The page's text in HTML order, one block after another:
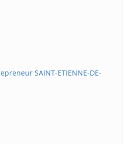
SAINT-ETIENNE-DE-